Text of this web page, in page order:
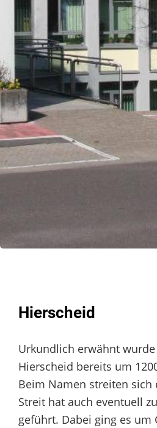
Hierscheid
Urkundlich erwähnt
Hierscheid bereits um
Beim Namen streiten sich
Streit hat auch eventuell
geführt. Dabei ging es um